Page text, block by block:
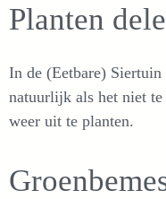
Planten
In de (Eetbare)
natuurlijk als het niet
weer uit te planten.